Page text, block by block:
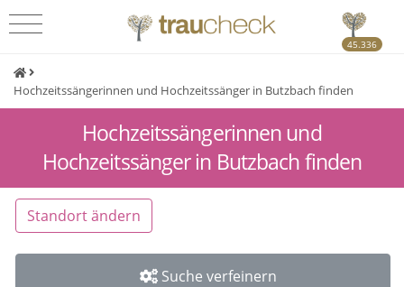
45.336
Hochzeitssängerinnen und Hochzeitssänger in Butzbach finden
Hochzeitssängerinnen und
Hochzeitssänger in Butzbach finden
Standort ändern
Suche verfeinern